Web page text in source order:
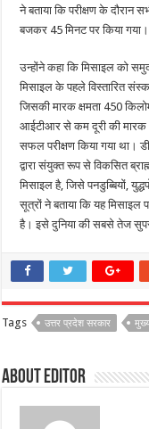
ने बताया कि परीक्षण के दौरान
बजकर 45 मिनट पर किया गया।
उन्होंने कहा कि मिसाइल को
मिसाइल के पहले विस्तारित
जिसकी मारक क्षमता 450
आईटीआर से कम दूरी की मारक
सफल परीक्षण किया गया
द्वारा संयुक्त रूप से विकसित
मिसाइल है, जिसे पनडुब्बियों,
सूत्रों ने बताया कि यह
है। इसे दुनिया की सबसे तेज
Tags उत्तर प्रदेश सरकार
About Editor